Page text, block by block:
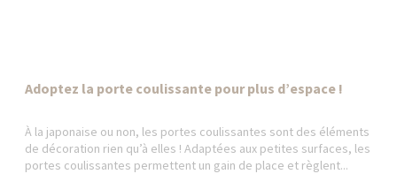
Adoptez la porte coulissante pour plus d’espace !
À la japonaise ou non, les portes coulissantes sont des éléments
de décoration rien qu’à elles ! Adaptées aux petites surfaces, les
portes coulissantes permettent un gain de place et règlent...